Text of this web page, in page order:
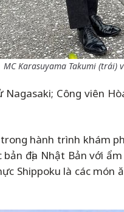
MC Karasuyama Takumi (trái)
Công viên
hành trình khám
địa Nhật Bản với
Shippoku là các